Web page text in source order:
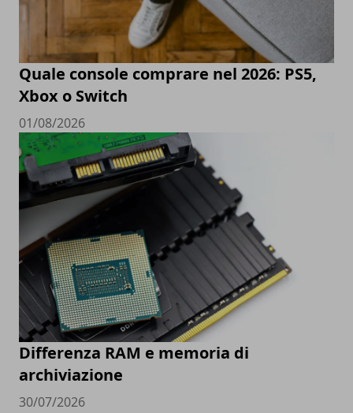
Quale console comprare nel 2026: PS5,
Xbox o Switch
01/08/2026
Differenza RAM e memoria di
archiviazione
30/07/2026